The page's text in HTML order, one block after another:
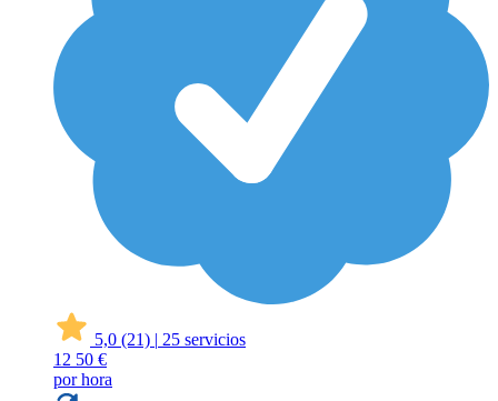
5,0 (21) | 25 servicios
12 50 €
por hora